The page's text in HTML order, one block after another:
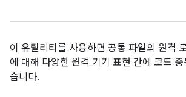
이 유틸리티를 사용하면 공통 파일의 원격
에 대해 다양한 원격 기기 표현 간에 코드
습니다.